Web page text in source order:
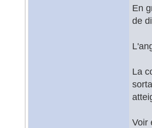
En
de
La
Voir